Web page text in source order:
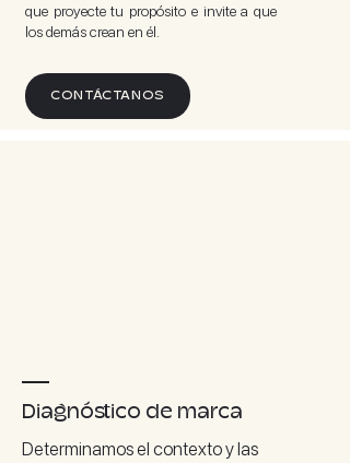
que proyecte tu propósito e invite a que
los demás crean en él.
CONTÁCTANOS
Diagnóstico de marca
Determinamos el contexto y las